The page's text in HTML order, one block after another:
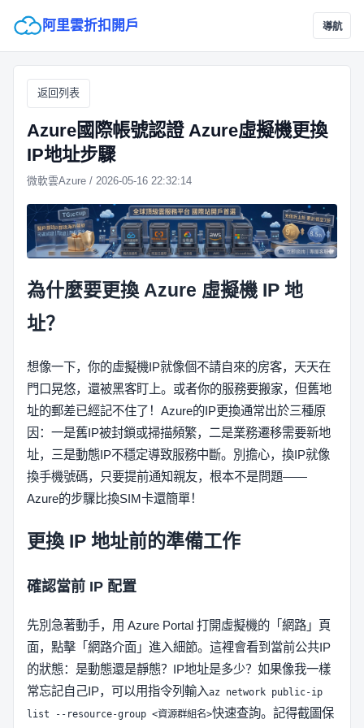
阿里雲折扣開戶 導航
返回列表
Azure國際帳號認證 Azure虛擬機更換
IP地址步驟
微軟雲Azure / 2026-05-16 22:32:14
為什麼要更換 Azure 虛擬機 IP 地
址？
想像一下，你的虛擬機IP就像個不請自來的房客，天天在
門口晃悠，還被黑客盯上。或者你的服務要搬家，但舊地
址的郵差已經記不住了！Azure的IP更換通常出於三種原
因：一是舊IP被封鎖或掃描頻繁，二是業務遷移需要新地
址，三是動態IP不穩定導致服務中斷。別擔心，換IP就像
換手機號碼，只要提前通知親友，根本不是問題——
Azure的步驟比換SIM卡還簡單！
更換 IP 地址前的準備工作
確認當前 IP 配置
先別急著動手，用 Azure Portal 打開虛擬機的「網路」頁
面，點擊「網路介面」進入細節。這裡會看到當前公共IP
的狀態：是動態還是靜態？IP地址是多少？如果像我一樣
常忘記自己IP，可以用指令列輸入az network public-ip
list --resource-group <資源群組名>快速查詢。記得截圖保